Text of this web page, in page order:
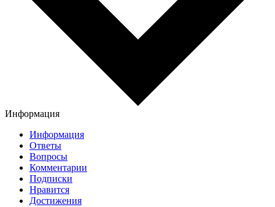
Информация
Информация
Ответы
Вопросы
Комментарии
Подписки
Нравится
Достижения